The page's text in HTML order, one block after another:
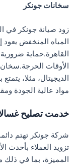
سخانات جونكر
زود صيانة جونكر في
المياه المنخفض
القاهرة.حماية
الأوقات
الديجيتال، مثلا،
مواد عالية الجودة
خدمت تصليح
شركة جونكر تهتم
تزويد العملاء بأحدث
المميزة، بما في